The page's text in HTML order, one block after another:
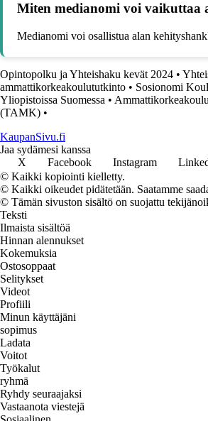
Miten medianomi voi vaikuttaa
Medianomi voi osallistua alan
Opintopolku ja Yhteishaku kevät 2024 •
ammattikorkeakoulututkinto • Sosionomi
Yliopistoissa Suomessa •
(TAMK) •
KaupanSivu.fi
Jaa sydämesi kanssa
X
Facebook Instagram
© Kaikki kopiointi kielletty.
© Kaikki oikeudet pidätetään. Saatamme
© Tämän sivuston sisältö on suojattu
Teksti
Ilmaista sisältöä
Hinnan alennukset
Kokemuksia
Ostosoppaat
Selitykset
Videot
Profiili
Minun käyttäjäni
sopimus
Ladata
Voitot
Työkalut
ryhmä
Ryhdy seuraajaksi
Vastaanota viestejä